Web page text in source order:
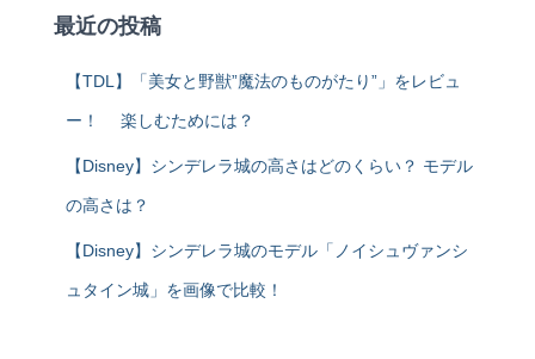
最近の投稿
【TDL】「美女と野獣”魔法のものがたり”」をレビュ
ー！ 楽しむためには？
【Disney】シンデレラ城の高さはどのくらい？ モデル
の高さは？
【Disney】シンデレラ城のモデル「ノイシュヴァンシ
ュタイン城」を画像で比較！